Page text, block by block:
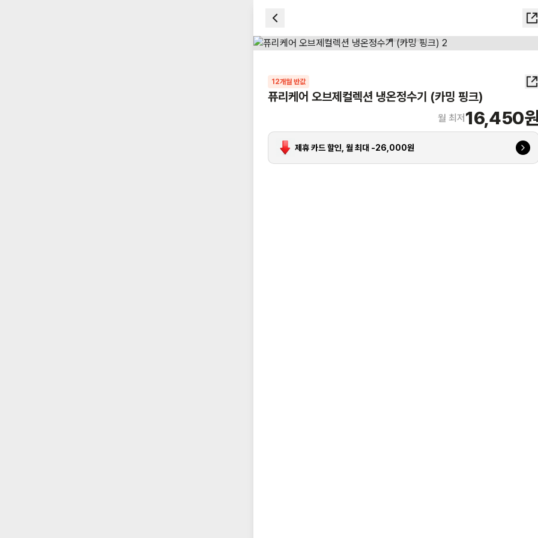
12개월 반값
퓨리케어 오브제컬렉션 냉온정수기 (카밍 핑크)
월 최저 16,450
제휴 카드 할인, 월 최대 -26,000원